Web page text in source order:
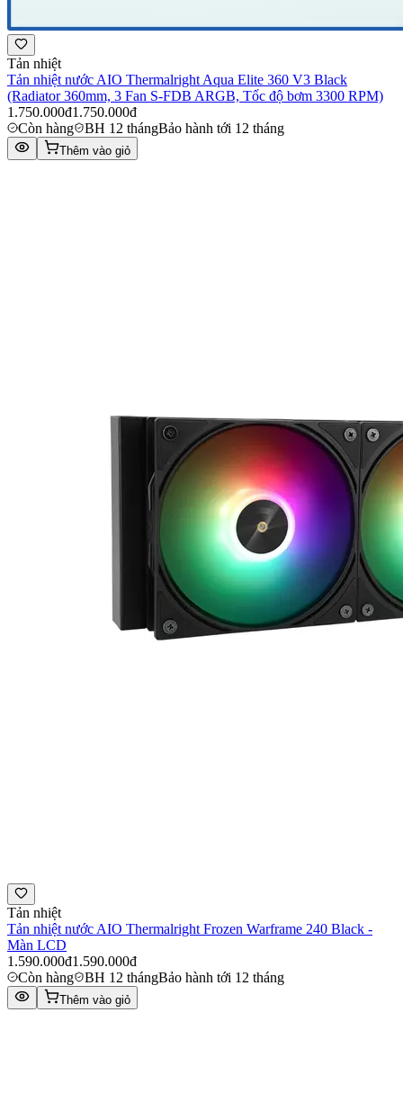
Tản nhiệt
Tản nhiệt nước AIO Thermalright Aqua Elite 360 V3 Black
(Radiator 360mm, 3 Fan S-FDB ARGB, Tốc độ bơm 3300 RPM)
1.750.000đ1.750.000đ
Còn hàng
BH 12 thángBảo hành tới 12 tháng
Thêm vào giỏ
Tản nhiệt
Tản nhiệt nước AIO Thermalright Frozen Warframe 240 Black -
Màn LCD
1.590.000đ1.590.000đ
Còn hàng
BH 12 thángBảo hành tới 12 tháng
Thêm vào giỏ